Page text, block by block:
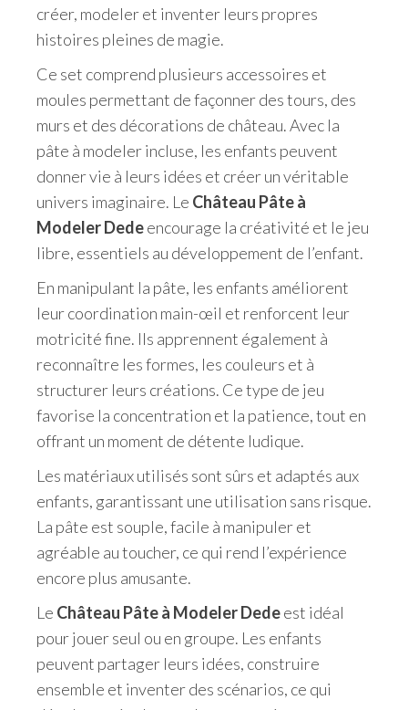
créer, modeler et inventer leurs propres
histoires pleines de magie.
Ce set comprend plusieurs accessoires et
moules permettant de façonner des tours, des
murs et des décorations de château. Avec la
pâte à modeler incluse, les enfants peuvent
donner vie à leurs idées et créer un véritable
univers imaginaire. Le Château Pâte à
Modeler Dedeencourage la créativité et le jeu
libre, essentiels au développement de l’enfant.
En manipulant la pâte, les enfants améliorent
leur coordination main-œil et renforcent leur
motricité fine. Ils apprennent également à
reconnaître les formes, les couleurs et à
structurer leurs créations. Ce type de jeu
favorise la concentration et la patience, tout en
offrant un moment de détente ludique.
Les matériaux utilisés sont sûrs et adaptés aux
enfants, garantissant une utilisation sans risque.
La pâte est souple, facile à manipuler et
agréable au toucher, ce qui rend l’expérience
encore plus amusante.
Le Château Pâte à Modeler Dedeest idéal
pour jouer seul ou en groupe. Les enfants
peuvent partager leurs idées, construire
ensemble et inventer des scénarios, ce qui